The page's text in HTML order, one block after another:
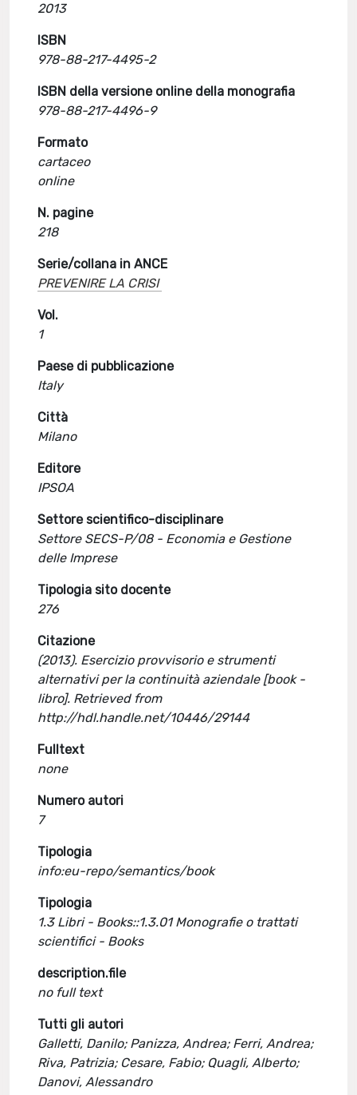
2013
ISBN
978-88-217-4495-2
ISBN della versione online della monografia
978-88-217-4496-9
Formato
cartaceo
online
N. pagine
218
Serie/collana in ANCE
PREVENIRE LA CRISI
Vol.
1
Paese di pubblicazione
Italy
Città
Milano
Editore
IPSOA
Settore scientifico-disciplinare
Settore SECS-P/08 - Economia e Gestione
delle Imprese
Tipologia sito docente
276
Citazione
(2013). Esercizio provvisorio e strumenti
alternativi per la continuità aziendale [book -
libro]. Retrieved from
http://hdl.handle.net/10446/29144
Fulltext
none
Numero autori
7
Tipologia
info:eu-repo/semantics/book
Tipologia
1.3 Libri - Books::1.3.01 Monografie o trattati
scientifici - Books
description.file
no full text
Tutti gli autori
Galletti, Danilo; Panizza, Andrea; Ferri, Andrea;
Riva, Patrizia; Cesare, Fabio; Quagli, Alberto;
Danovi, Alessandro